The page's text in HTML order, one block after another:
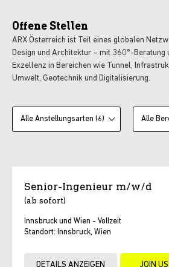
Offene Stellen
ARX Österreich ist Teil eines globalen
Design und Architektur – mit 360°-Beratung
Exzellenz in Bereichen wie Tunnel,
Umwelt, Geotechnik und Digitalisierung.
Senior-Ingenieur m/w/d
(ab sofort)
Innsbruck und Wien - Vollzeit
Standort: Innsbruck, Wien
DETAILS ANZEIGEN JOIN